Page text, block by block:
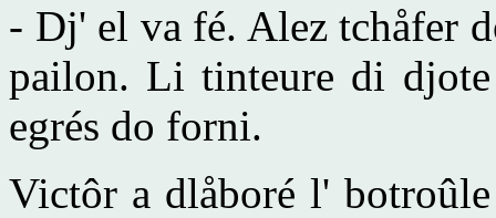
- Dj' el va fé. Alez tchåfer
pailon. Li tinteure di
egrés do forni.
Victôr a dlåboré l'